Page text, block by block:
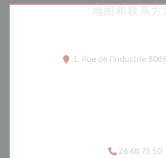
地图和联系方
1, Rue de l'industrie
26 68 75 50